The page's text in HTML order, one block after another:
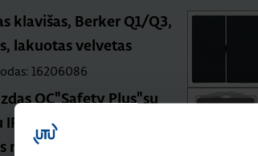
klavišas, Berker Q1/Q3,
lakuotas velvetas
16206086
QC"Safety Plus"su
Berker Q1/Q3/Q7
mat.